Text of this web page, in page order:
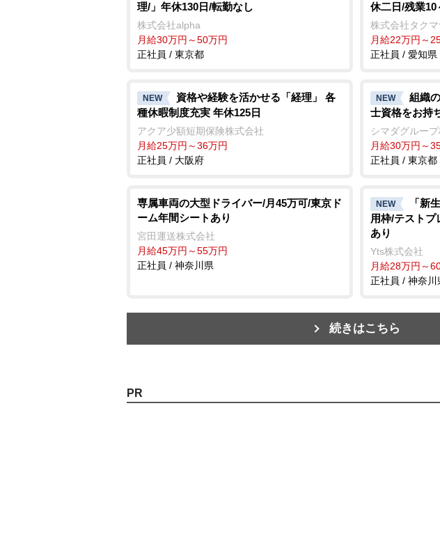
理/」年休130日/転勤なし
株式会社alpha
月給30万円～50万円
正社員 / 東京都
休二日/残業10
株式会社タク
月給22万円～
正社員 / 愛知県
NEW
資格や経験を活かせる「経理」 各
種休暇制度充実 年休125日
アクア少額短期保険株式会社
月給25万円～36万円
正社員 / 大阪府
NEW
組織
士資格をお持
シマダグルー
月給30万円～
正社員 / 東京都
専属車両の大型ドライバー/月45万可/東京ド
ーム年間シートあり
宮田運送株式会社
月給45万円～55万円
正社員 / 神奈川県
NEW
「新
用枠/テスト
あり
Yts株式会社
月給28万円～
正社員 / 神奈川
続きはこちら
PR